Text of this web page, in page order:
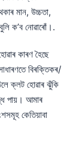
মান, উচ্চতা,
ক’ব নোৱাৰোঁ।.
কাৰণ হৈছে
বিৰক্তিকৰ/
ক্লট হোৱাৰ ঝুঁকি
পায়। আমাৰ
কেতিয়াবা